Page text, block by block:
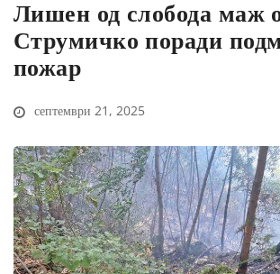
Лишен од слобода маж
Струмичко поради
пожар
септември 21, 2025